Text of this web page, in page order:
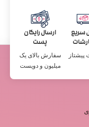
سریع
پیشتاز
ارسال رایگان
پست
سفارش بالای یک
میلیون و دویست